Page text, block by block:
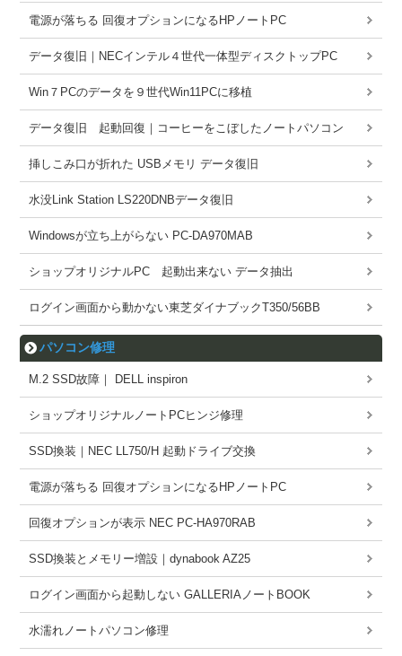
電源が落ちる 回復オプションになるHPノートPC
データ復旧｜NECインテル４世代一体型ディスクトップPC
Win７PCのデータを９世代Win11PCに移植
データ復旧 起動回復｜コーヒーをこぼしたノートパソコン
挿しこみ口が折れた USBメモリ データ復旧
水没Link Station LS220DNBデータ復旧
Windowsが立ち上がらない PC-DA970MAB
ショップオリジナルPC 起動出来ない データ抽出
ログイン画面から動かない東芝ダイナブックT350/56BB
パソコン修理
M.2 SSD故障｜ DELL inspiron
ショップオリジナルノートPCヒンジ修理
SSD換装｜NEC LL750/H 起動ドライブ交換
電源が落ちる 回復オプションになるHPノートPC
回復オプションが表示 NEC PC-HA970RAB
SSD換装とメモリー増設｜dynabook AZ25
ログイン画面から起動しない GALLERIAノートBOOK
水濡れノートパソコン修理